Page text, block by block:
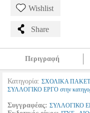
Wishlist
Share
Περιγραφή
Κατηγορία: ΣΧΟΛΙΚΑ
ΣΥΛΛΟΓΙΚΟ ΕΡΓΟ στην
Συγγραφέας: ΣΥΛΛΟΓΙΚΟ